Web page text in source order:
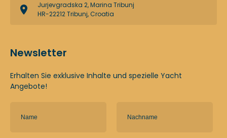
Jurjevgradska 2, Marina Tribunj
HR-22212 Tribunj, Croatia
Newsletter
Erhalten Sie exklusive Inhalte und spezielle Yacht
Angebote!